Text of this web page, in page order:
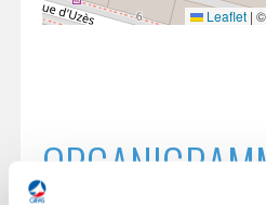
Leaflet | ©